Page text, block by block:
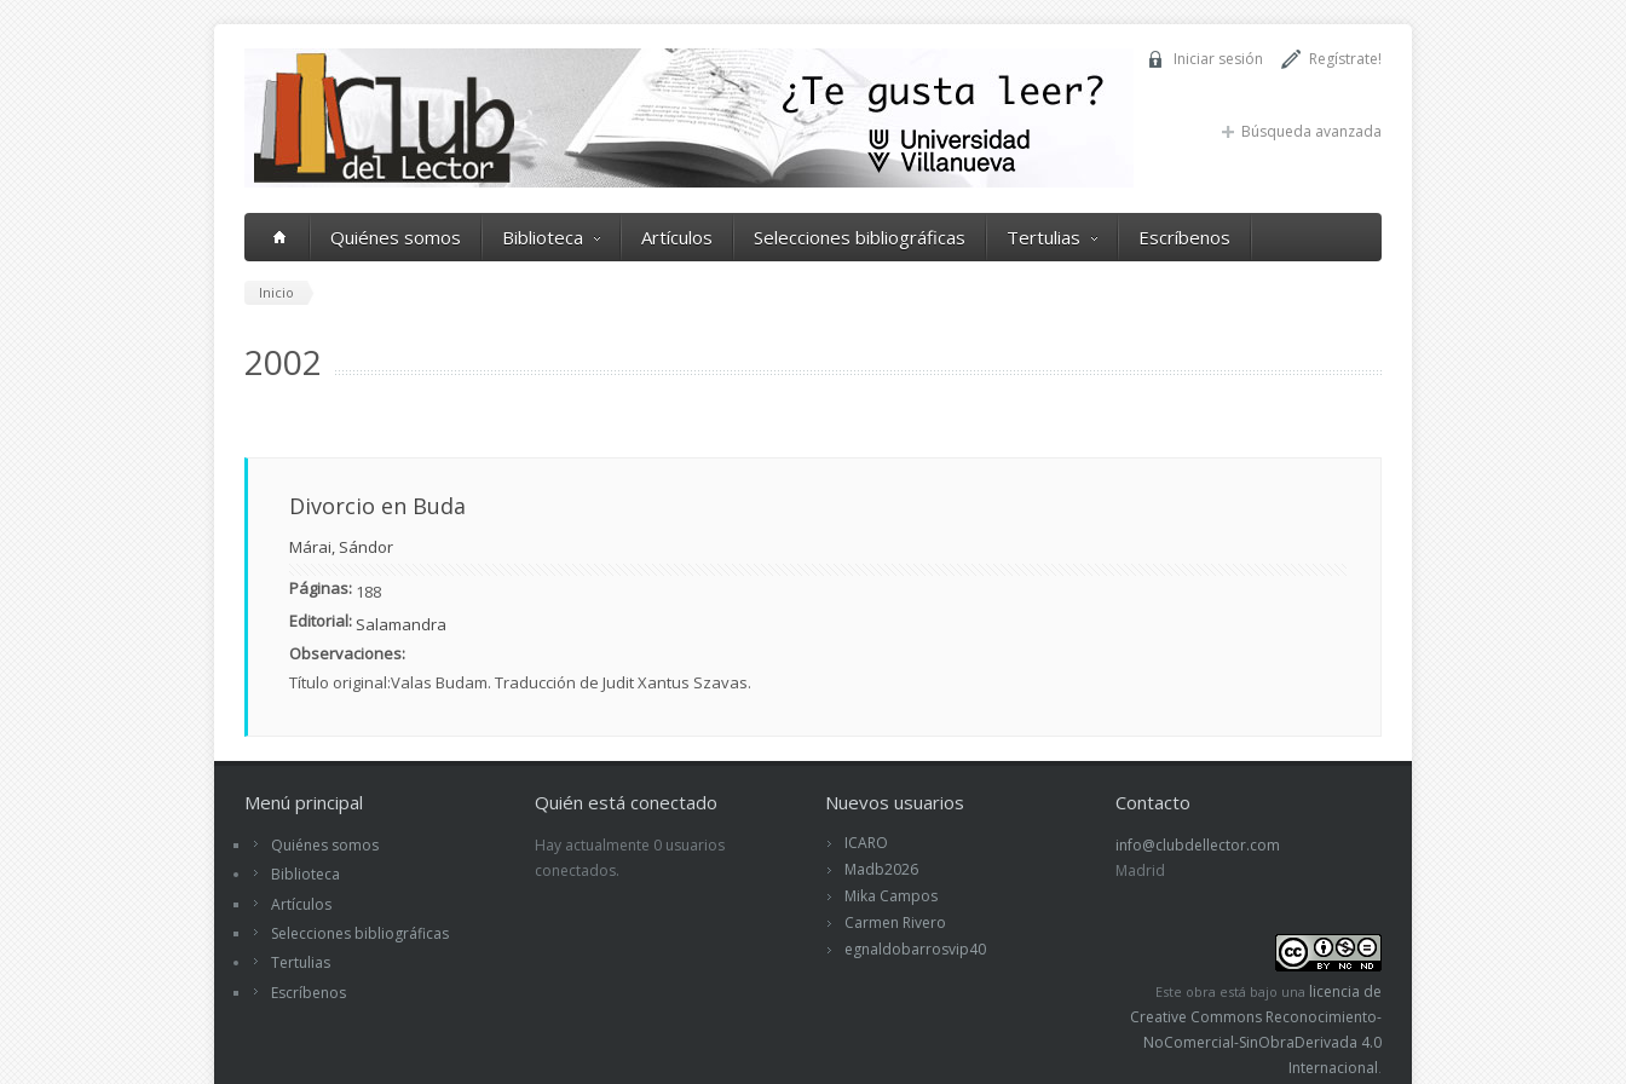
Regístrate!
Iniciar sesión
Búsqueda avanzada
Quiénes somos Biblioteca Artículos Selecciones bibliográficas Tertulias Escríbenos
Inicio
2002
Divorcio en Buda
Márai, Sándor
Páginas: 188
Editorial: Salamandra
Observaciones:
Título original:Valas Budam. Traducción de Judit Xantus Szavas.
Menú principal
Quiénes somos
Biblioteca
Artículos
Selecciones bibliográficas
Tertulias
Escríbenos
Quién está conectado
Hay actualmente 0 usuarios
conectados.
Nuevos usuarios
ICARO
Madb2026
Mika Campos
Carmen Rivero
egnaldobarrosvip40
Contacto
info@clubdellector.com
Madrid
Este obra está bajo una licencia de
Creative Commons Reconocimiento-
NoComercial-SinObraDerivada 4.0
Internacional